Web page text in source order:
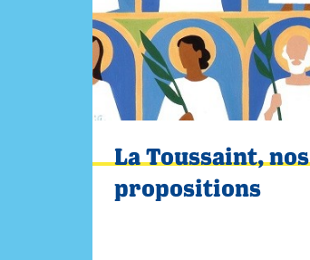
La Toussaint, nos
propositions